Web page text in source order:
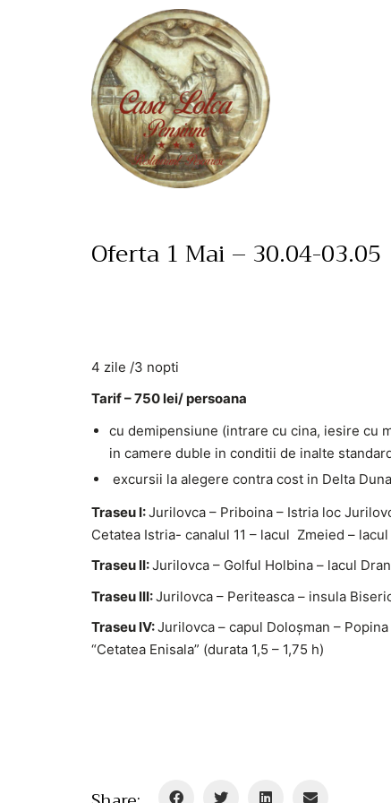
Oferta 1 Mai – 30.04-03.05
4 zile /3 nopti
Tarif – 750 lei/ persoana
cu demipensiune (intrare cu cina, iesire
in camere duble in conditii de inalte
excursii la alegere contra cost in Delta
Traseu I:Jurilovca – Priboina – Istria loc
Cetatea Istria- canalul 11 – lacul Zmeied –
Traseu II:Jurilovca – Golful Holbina – lacul
Traseu III:Jurilovca – Periteasca – insula
Traseu IV:Jurilovca – capul Doloșman –
“Cetatea Enisala” (durata 1,5 – 1,75 h)